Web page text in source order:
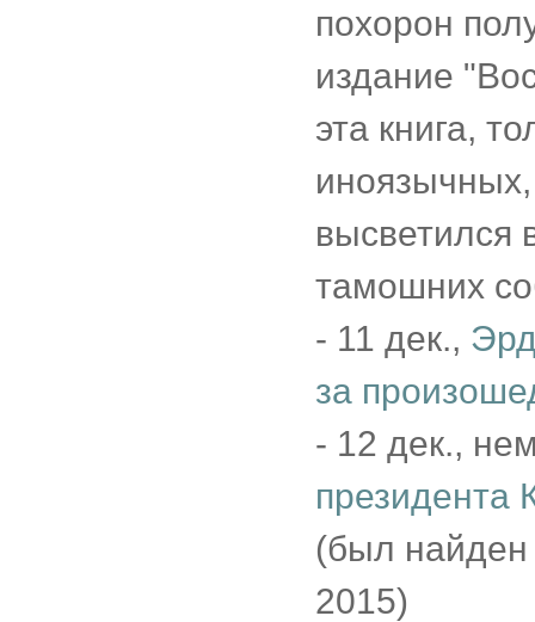
похорон
издание
эта книга,
высветился
тамошних
- 11 дек.,
за
- 12 дек.,
президента
(был
2015)